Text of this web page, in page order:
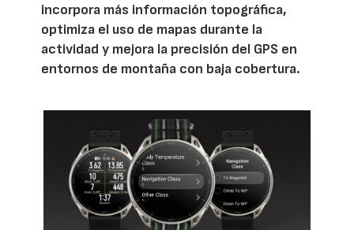
incorpora más información topográfica,
optimiza el uso de mapas durante la
actividad y mejora la precisión del GPS en
entornos de montaña con baja cobertura.